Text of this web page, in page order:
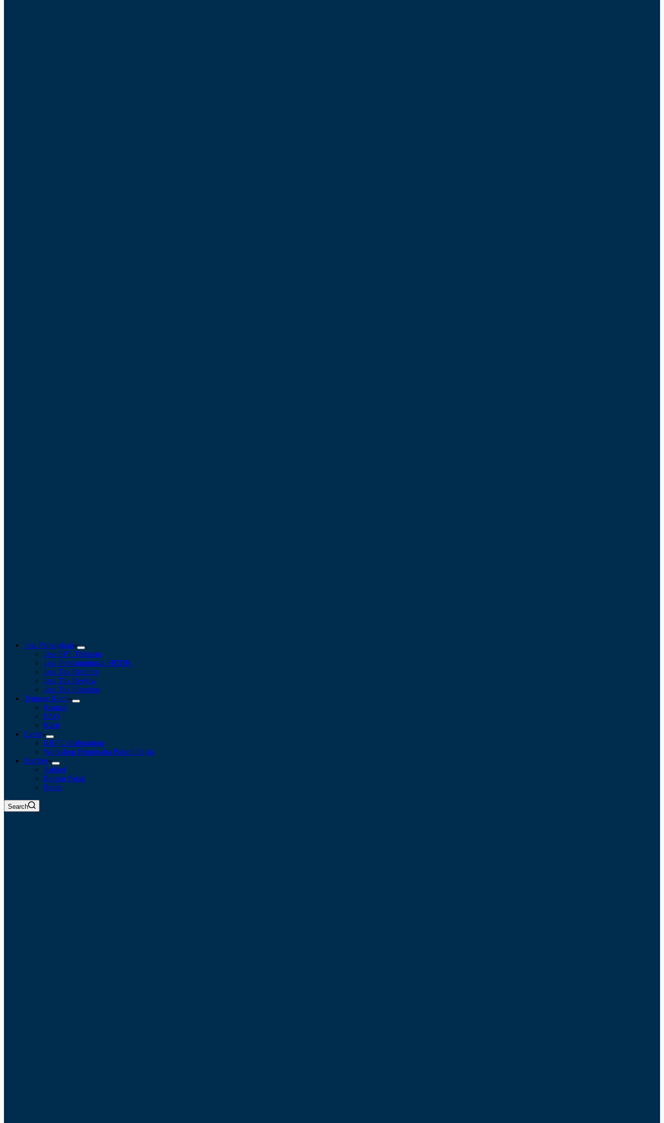
Jasa Perpajakan
Jasa SPT Tahunan
Jasa Pendampingan SP2DK
Jasa Tax Retainer
Jasa Tax Review
Jasa Tax Planning
Tentang Kami
Kontak
FAQ
Karir
Event
BBF Collaboration
Workshop Pengusaha Paham Pajak
Sumber
Artikel
Belajar Pajak
Berita
Search